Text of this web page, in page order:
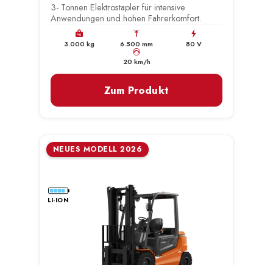
3- Tonnen Elektrostapler für intensive
Anwendungen und hohen Fahrerkomfort.
kg
3.000 kg 6.500 mm 80 V
km/h
20 km/h
Zum Produkt
NEUES MODELL 2026
LI-ION